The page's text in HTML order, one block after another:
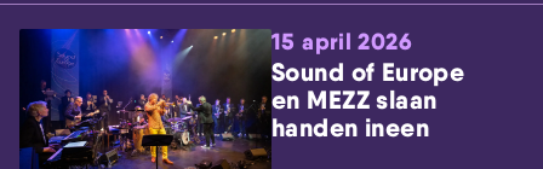
15 april 2026
Sound of Europe
en MEZZ slaan
handen ineen